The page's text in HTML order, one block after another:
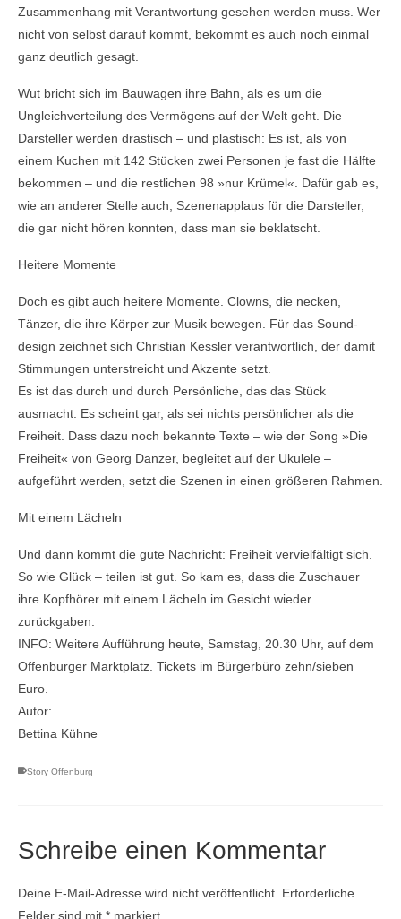
Zusammenhang mit Verantwortung gesehen werden muss. Wer
nicht von selbst darauf kommt, bekommt es auch noch einmal
ganz deutlich gesagt.
Wut bricht sich im Bauwagen ihre Bahn, als es um die
Ungleichverteilung des Vermögens auf der Welt geht. Die
Darsteller werden drastisch – und plastisch: Es ist, als von
einem Kuchen mit 142 Stücken zwei Personen je fast die Hälfte
bekommen – und die restlichen 98 »nur Krümel«. Dafür gab es,
wie an anderer Stelle auch, Szenenapplaus für die Darsteller,
die gar nicht hören konnten, dass man sie beklatscht.
Heitere Momente
Doch es gibt auch heitere Momente. Clowns, die necken,
Tänzer, die ihre Körper zur Musik bewegen. Für das Sound­
design zeichnet sich Christian Kessler verantwortlich, der damit
Stimmungen unterstreicht und Akzente setzt.
Es ist das durch und durch Persönliche, das das Stück
ausmacht. Es scheint gar, als sei nichts persönlicher als die
Freiheit. Dass dazu noch bekannte Texte – wie der Song »Die
Freiheit« von Georg Danzer, begleitet auf der Ukulele –
aufgeführt werden, setzt die Szenen in einen größeren Rahmen.
Mit einem Lächeln
Und dann kommt die gute Nachricht: Freiheit vervielfältigt sich.
So wie Glück – teilen ist gut. So kam es, dass die Zuschauer
ihre Kopfhörer mit einem Lächeln im Gesicht wieder
zurückgaben.
INFO: Weitere Aufführung heute, Samstag, 20.30 Uhr, auf dem
Offenburger Marktplatz. Tickets im Bürgerbüro zehn/sieben
Euro.
Autor:
Bettina Kühne
Story Offenburg
Schreibe einen Kommentar
Deine E-Mail-Adresse wird nicht veröffentlicht. Erforderliche
Felder sind mit * markiert